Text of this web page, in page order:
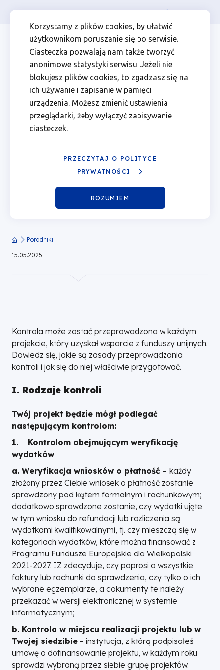
Korzystamy z plików cookies, by ułatwić
użytkownikom poruszanie się po serwisie.
Ciasteczka pozwalają nam także tworzyć
anonimowe statystyki serwisu. Jeżeli nie
blokujesz plików cookies, to zgadzasz się na
ich używanie i zapisanie w pamięci
urządzenia. Możesz zmienić ustawienia
przeglądarki, żeby wyłączyć zapisywanie
ciasteczek.
PRZECZYTAJ O POLITYCE
PRYWATNOŚCI
ROZUMIEM
Dowiedz
przebiega
kontrola
Fundusze
Europejskie
Wielkopolski
Przejdź
głównej
nawigacji
Przejdź
wyszukiwarki
Przejdź
zawartości
strony
Przejdź
stopki
Menu
Header
Top
Osoba prywatna Firma
Menu
top
left
Dowiedz się jak przebiega
kontrola
Ścieżka
Poradniki
15.05.2025
Kontrola może zostać przeprowadzona w każdym
projekcie, który uzyskał wsparcie z funduszy unijnych.
Dowiedz się, jakie są zasady przeprowadzania
kontroli i jak się do niej właściwie przygotować.
I. Rodzaje kontroli
Twój projekt będzie mógł podlegać
następującym kontrolom:
1. Kontrolom obejmującym weryfikację
wydatków
a. Weryfikacja wniosków o płatność – każdy
złożony przez Ciebie wniosek o płatność zostanie
sprawdzony pod kątem formalnym i rachunkowym;
dodatkowo sprawdzone zostanie, czy wydatki ujęte
w tym wniosku do refundacji lub rozliczenia są
wydatkami kwalifikowalnymi, tj. czy mieszczą się w
kategoriach wydatków, które można finansować z
Programu Fundusze Europejskie dla Wielkopolski
2021-2027. IZ zdecyduje, czy poprosi o wszystkie
faktury lub rachunki do sprawdzenia, czy tylko o ich
wybrane egzemplarze, a dokumenty te należy
przekazać w wersji elektronicznej w systemie
informatycznym;
b. Kontrola w miejscu realizacji projektu lub w
Twojej siedzibie – instytucja, z którą podpisałeś
umowę o dofinansowanie projektu, w każdym roku
sprawdzi wybraną przez siebie grupę projektów.